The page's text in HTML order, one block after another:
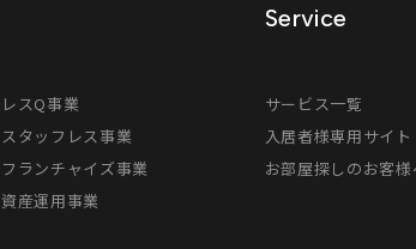
レスQ事業
スタッフレス事業
フランチャイズ事業
資産運用事業
Service
サービス一覧
入居者様専用サイト
お部屋探しのお客様